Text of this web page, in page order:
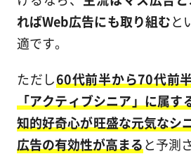
ればWeb広告にも取り組むと
適です。
ただし60代前半から70代前
「アクティブシニア」に属す
知的好奇心が旺盛な元気なシ
広告の有効性が高まると予測